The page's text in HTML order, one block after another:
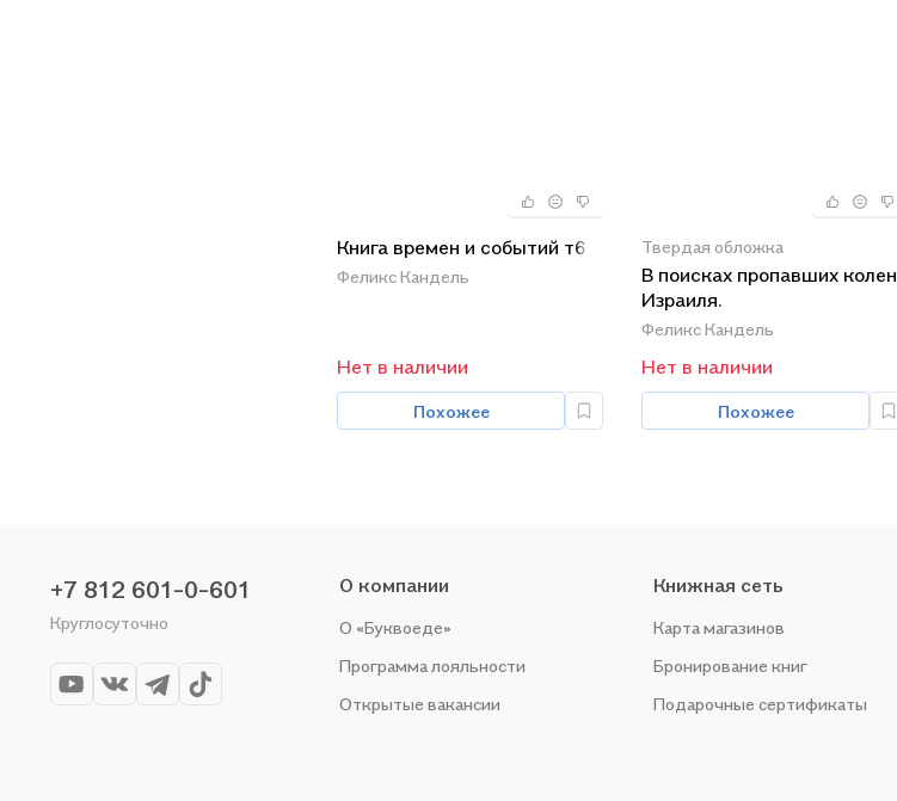
Книга времен и событий т6
Феликс Кандель
Нет в наличии
Похожее
Твердая обложка
В поисках пропавших колен
Израиля.
Феликс Кандель
Нет в наличии
Похожее
+7 812 601-0-601
Круглосуточно
О компании
О «Буквоеде»
Программа лояльности
Открытые вакансии
Книжная сеть
Карта магазинов
Бронирование книг
Подарочные сертификаты